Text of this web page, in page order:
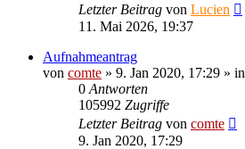
Letzter Beitrag von Lucien
11. Mai 2026, 19:37
Aufnahmeantrag
von comte » 9. Jan 2020, 17:29 » in
0 Antworten
105992 Zugriffe
Letzter Beitrag von comte
9. Jan 2020, 17:29